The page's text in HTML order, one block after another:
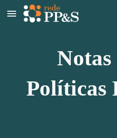
Skip to main content
Políticas